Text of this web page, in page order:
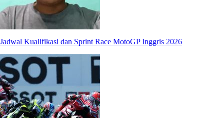
Jadwal Kualifikasi dan Sprint Race MotoGP Inggris 2026